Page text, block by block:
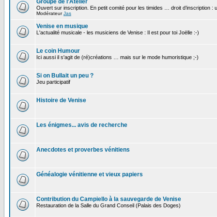
Groupe de l'Atelier
Ouvert sur inscription. En petit comité pour les timides … droit d’inscription :
ModérateurJas
Venise en musique
L'actualité musicale - les musiciens de Venise : Il est pour toi Joëlle :-)
Le coin Humour
Ici aussi il s'agit de (ré)créations … mais sur le mode humoristique ;-)
Si on Bullait un peu ?
Jeu participatif
Histoire de Venise
Les énigmes... avis de recherche
Anecdotes et proverbes vénitiens
Généalogie vénitienne et vieux papiers
Contribution du Campiello à la sauvegarde de Venise
Restauration de la Salle du Grand Conseil (Palais des Doges)